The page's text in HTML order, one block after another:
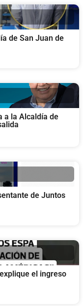
de San Juan de
a la Alcaldía de
de Juntos
el ingreso